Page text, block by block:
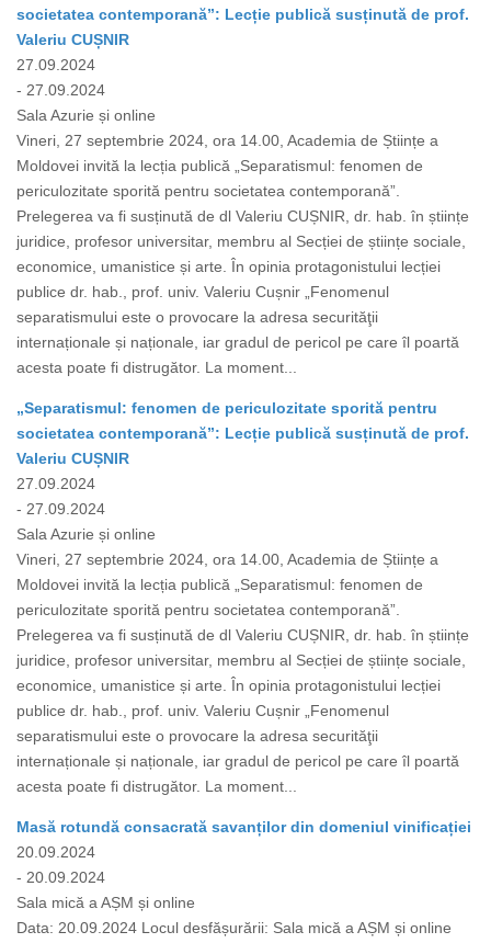
societatea contemporană”: Lecție publică susținută de prof.
Valeriu CUȘNIR
27.09.2024
- 27.09.2024
Sala Azurie și online
Vineri, 27 septembrie 2024, ora 14.00, Academia de Științe a
Moldovei invită la lecția publică „Separatismul: fenomen de
periculozitate sporită pentru societatea contemporană”.
Prelegerea va fi susținută de dl Valeriu CUȘNIR, dr. hab. în științe
juridice, profesor universitar, membru al Secției de științe sociale,
economice, umanistice și arte. În opinia protagonistului lecției
publice dr. hab., prof. univ. Valeriu Cușnir „Fenomenul
separatismului este o provocare la adresa securităţii
internaționale și naționale, iar gradul de pericol pe care îl poartă
acesta poate fi distrugător. La moment...
„Separatismul: fenomen de periculozitate sporită pentru
societatea contemporană”: Lecție publică susținută de prof.
Valeriu CUȘNIR
27.09.2024
- 27.09.2024
Sala Azurie și online
Vineri, 27 septembrie 2024, ora 14.00, Academia de Științe a
Moldovei invită la lecția publică „Separatismul: fenomen de
periculozitate sporită pentru societatea contemporană”.
Prelegerea va fi susținută de dl Valeriu CUȘNIR, dr. hab. în științe
juridice, profesor universitar, membru al Secției de științe sociale,
economice, umanistice și arte. În opinia protagonistului lecției
publice dr. hab., prof. univ. Valeriu Cușnir „Fenomenul
separatismului este o provocare la adresa securităţii
internaționale și naționale, iar gradul de pericol pe care îl poartă
acesta poate fi distrugător. La moment...
Masă rotundă consacrată savanților din domeniul vinificației
20.09.2024
- 20.09.2024
Sala mică a AȘM și online
Data: 20.09.2024 Locul desfășurării: Sala mică a AȘM și online